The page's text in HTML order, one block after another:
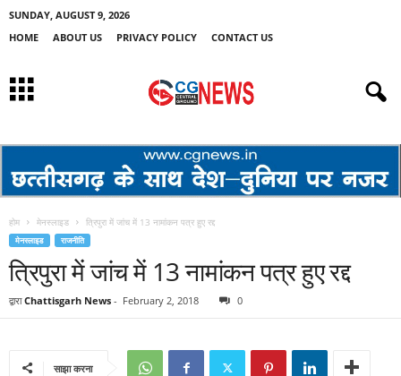
SUNDAY, AUGUST 9, 2026
HOME
ABOUT US PRIVACY POLICY CONTACT US
होम मेनस्लाइड त्रिपुरा में जांच में 13 नामांकन पत्र हुए रद्द
मेनस्लाइड राजनीति
त्रिपुरा में जांच में 13 नामांकन पत्र हुए रद्द
द्वारा Chattisgarh News - February 2, 2018 0
साझा करना